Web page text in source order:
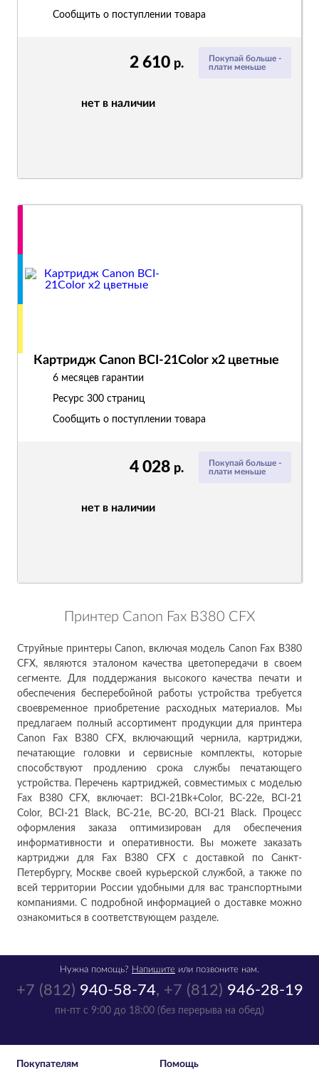
Покупай больше -
плати меньше
2 610 р.
нет в наличии
Сообщить о поступлении товара
Покупай больше -
плати меньше
4 028 р.
нет в наличии
Картридж Canon BCI-21Color x2 цветные
6 месяцев гарантии
Ресурс 300 страниц
Сообщить о поступлении товара
Принтер Canon Fax B380 CFX
Струйные принтеры Canon, включая модель Canon Fax B380
CFX, являются эталоном качества цветопередачи в своем
сегменте. Для поддержания высокого качества печати и
обеспечения бесперебойной работы устройства требуется
своевременное приобретение расходных материалов. Мы
предлагаем полный ассортимент продукции для принтера
Canon Fax B380 CFX, включающий чернила, картриджи,
печатающие головки и сервисные комплекты, которые
способствуют продлению срока службы печатающего
устройства. Перечень картриджей, совместимых с моделью
Fax B380 CFX, включает: BCI-21Bk+Color, BC-22e, BCI-21
Color, BCI-21 Black, BC-21e, BC-20, BCI-21 Black. Процесс
оформления заказа оптимизирован для обеспечения
информативности и оперативности. Вы можете заказать
картриджи для Fax B380 CFX с доставкой по Санкт-
Петербургу, Москве своей курьерской службой, а также по
всей территории России удобными для вас транспортными
компаниями. С подробной информацией о доставке можно
ознакомиться в соответствующем разделе.
+7 (812) 940-58-74, +7 (812) 946-28-19
пн-пт с 9:00 до 18:00 (без перерыва на обед)
Нужна помощь? Напишите или позвоните нам.
Покупателям Помощь